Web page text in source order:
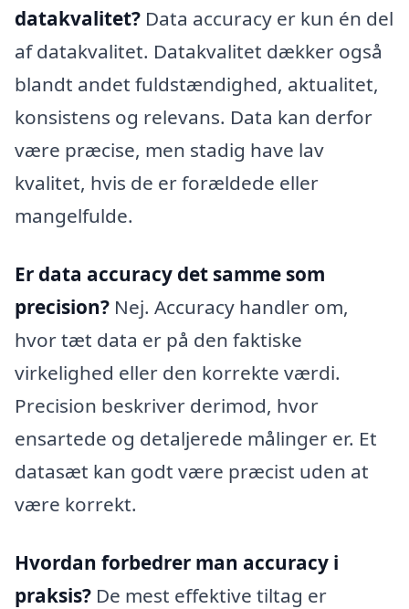
datakvalitet? Data accuracy er kun én del
af datakvalitet. Datakvalitet dækker også
blandt andet fuldstændighed, aktualitet,
konsistens og relevans. Data kan derfor
være præcise, men stadig have lav
kvalitet, hvis de er forældede eller
mangelfulde.
Er data accuracy det samme som
precision? Nej. Accuracy handler om,
hvor tæt data er på den faktiske
virkelighed eller den korrekte værdi.
Precision beskriver derimod, hvor
ensartede og detaljerede målinger er. Et
datasæt kan godt være præcist uden at
være korrekt.
Hvordan forbedrer man accuracy i
praksis? De mest effektive tiltag er